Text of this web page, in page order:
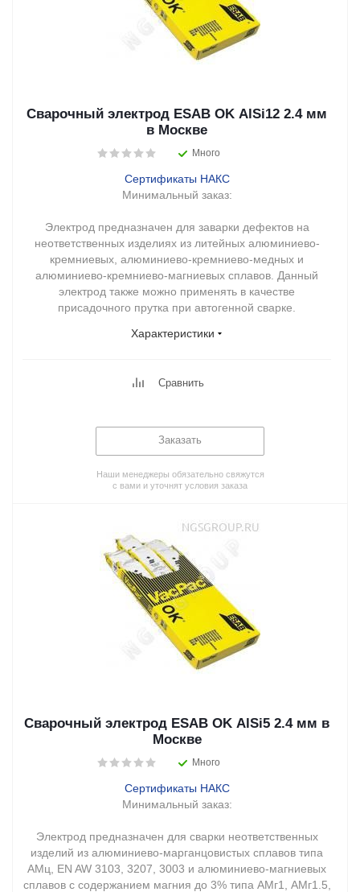
Сварочный электрод ESAB OK AlSi12 2.4 мм
в Москве
Много
Сертификаты НАКС
Минимальный заказ:
Электрод предназначен для заварки дефектов на
неответственных изделиях из литейных алюминиево-
кремниевых, алюминиево-кремниево-медных и
алюминиево-кремниево-магниевых сплавов. Данный
электрод также можно применять в качестве
присадочного прутка при автогенной сварке.
Характеристики
Сравнить
Заказать
Наши менеджеры обязательно свяжутся
с вами и уточнят условия заказа
Сварочный электрод ESAB OK AlSi5 2.4 мм в
Москве
Много
Сертификаты НАКС
Минимальный заказ:
Электрод предназначен для сварки неответственных
изделий из алюминиево-марганцовистых сплавов типа
АМц, EN AW 3103, 3207, 3003 и алюминиево-магниевых
сплавов с содержанием магния до 3% типа АМг1, АМг1.5,